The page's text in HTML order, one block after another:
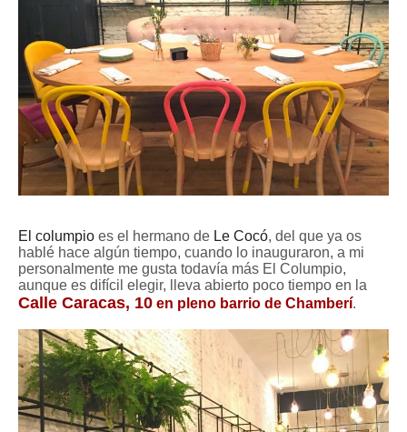
El columpio es el hermano de Le Cocó, del que ya os
hablé hace algún tiempo, cuando lo inauguraron, a mi
personalmente me gusta todavía más El Columpio,
aunque es difícil elegir, lleva abierto poco tiempo en la
Calle Caracas, 10 en pleno barrio de Chamberí.